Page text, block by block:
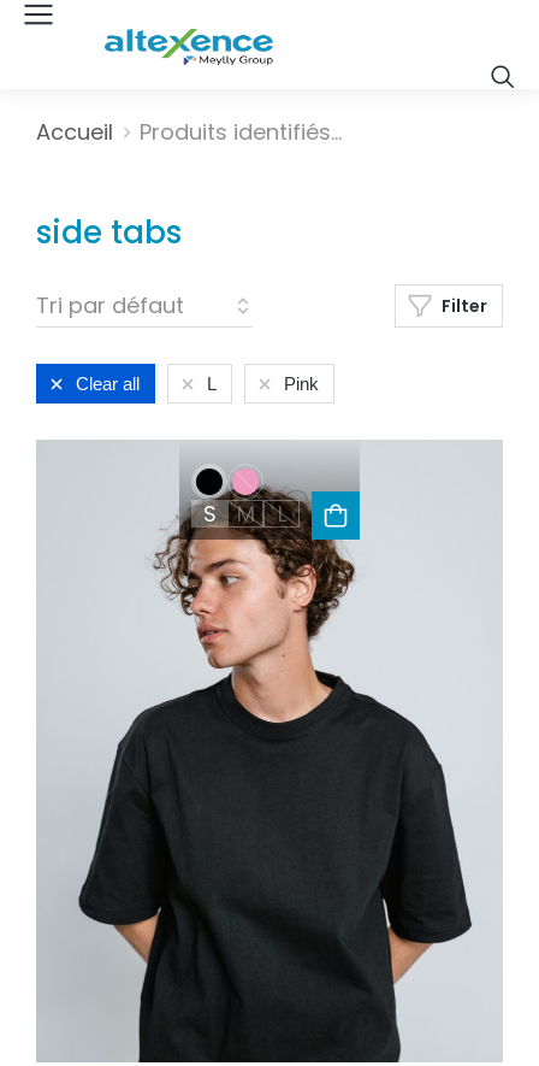
Vous êtes ici :
Accueil Produits identifiés…
side tabs
Filter
Clear all L Pink
S M L